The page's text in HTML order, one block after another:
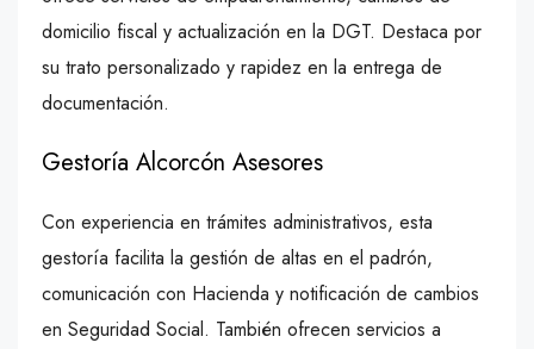
domicilio fiscal y actualización en la DGT. Destaca por
su trato personalizado y rapidez en la entrega de
documentación.
Gestoría Alcorcón Asesores
Con experiencia en trámites administrativos, esta
gestoría facilita la gestión de altas en el padrón,
comunicación con Hacienda y notificación de cambios
en Seguridad Social. También ofrecen servicios a